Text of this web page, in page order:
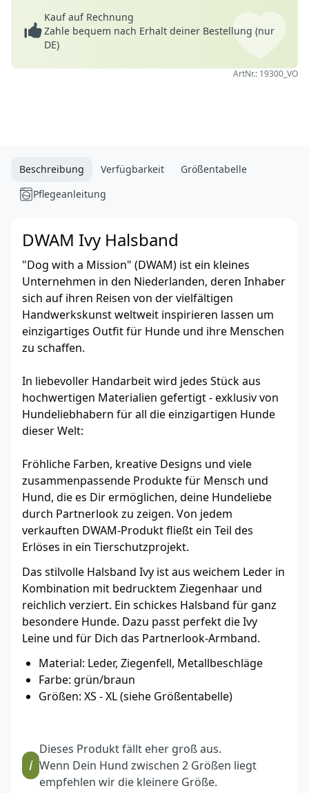
Kauf auf Rechnung
Zahle bequem nach Erhalt deiner Bestellung (nur
DE)
ArtNr.: 19300_VO
Beschreibung Verfügbarkeit
Größentabelle
Pflegeanleitung
DWAM Ivy Halsband
"Dog with a Mission" (DWAM) ist ein kleines
Unternehmen in den Niederlanden, deren Inhaber
sich auf ihren Reisen von der vielfältigen
Handwerkskunst weltweit inspirieren lassen um
einzigartiges Outfit für Hunde und ihre Menschen
zu schaffen.
In liebevoller Handarbeit wird jedes Stück aus
hochwertigen Materialien gefertigt - exklusiv von
Hundeliebhabern für all die einzigartigen Hunde
dieser Welt:
Fröhliche Farben, kreative Designs und viele
zusammenpassende Produkte für Mensch und
Hund, die es Dir ermöglichen, deine Hundeliebe
durch Partnerlook zu zeigen. Von jedem
verkauften DWAM-Produkt fließt ein Teil des
Erlöses in ein Tierschutzprojekt.
Das stilvolle Halsband Ivy ist aus weichem Leder in
Kombination mit bedrucktem Ziegenhaar und
reichlich verziert. Ein schickes Halsband für ganz
besondere Hunde. Dazu passt perfekt die Ivy
Leine und für Dich das Partnerlook-Armband.
Material: Leder, Ziegenfell, Metallbeschläge
Farbe: grün/braun
Größen: XS - XL (siehe Größentabelle)
i
Dieses Produkt fällt eher groß aus.
Wenn Dein Hund zwischen 2 Größen liegt
empfehlen wir die kleinere Größe.